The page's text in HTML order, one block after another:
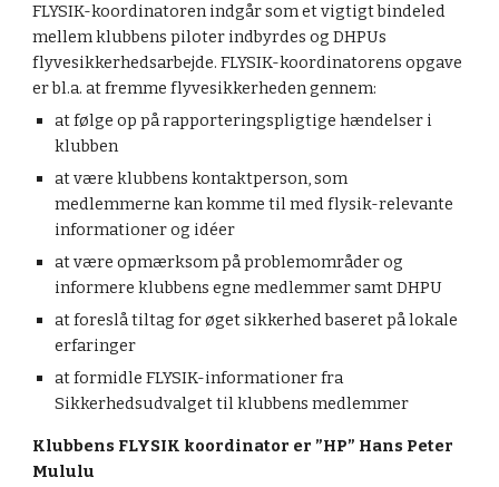
FLYSIK-koordinatoren indgår som et vigtigt bindeled
mellem klubbens piloter indbyrdes og DHPUs
flyvesikkerhedsarbejde. FLYSIK-koordinatorens opgave
er bl.a. at fremme flyvesikkerheden gennem:
at følge op på rapporteringspligtige hændelser i
klubben
at være klubbens kontaktperson, som
medlemmerne kan komme til med flysik-relevante
informationer og idéer
at være opmærksom på problemområder og
informere klubbens egne medlemmer samt DHPU
at foreslå tiltag for øget sikkerhed baseret på lokale
erfaringer
at formidle FLYSIK-informationer fra
Sikkerhedsudvalget til klubbens medlemmer
Klubbens FLYSIK koordinator er ”HP” Hans Peter
Mululu